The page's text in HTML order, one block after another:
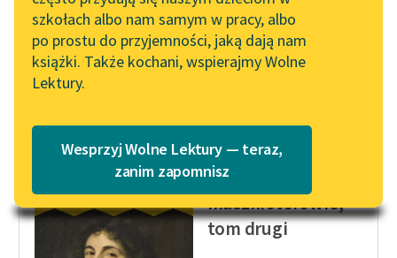
Tunkiel w Oslo
102. lata temu zmarł
Joseph Conrad
Lektury szkolne i klasyka
literatury do słuchania dla
uczennic i uczniów z
niepełnosprawnościami
Widget Wolnych Lektur
Przypisy
Katalog w formacie PDF
szkołach albo nam samym w pracy, albo
po prostu do przyjemności, jaką dają nam
książki. Także kochani, wspierajmy Wolne
Lektury.
Wesprzyj Wolne Lektury — teraz,
zanim zapomnisz
wyrozumowanego. Czy
słońce...
Aleksander Dumas (ojciec)
Trzej
muszkieterowie,
tom drugi